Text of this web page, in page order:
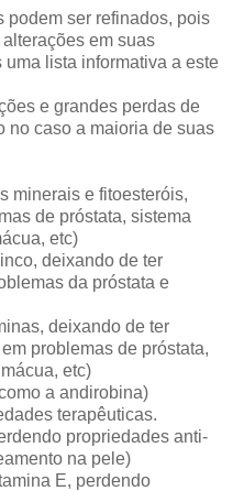
podem ser refinados, pois
em suas
lista informativa a este
e grandes perdas de
no caso a maioria de suas
minerais e fitoesteróis,
de próstata, sistema
etc)
deixando de ter
da próstata e
deixando de ter
problemas de próstata,
etc)
a andirobina)
terapêuticas.
propriedades anti-
na pele)
E, perdendo